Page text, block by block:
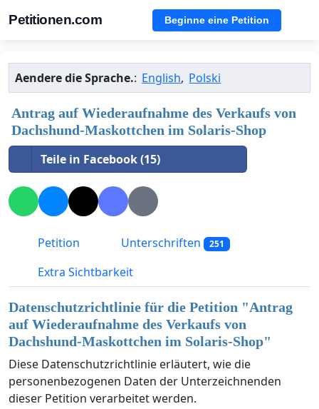
Petitionen.com Beginne eine Petition
Aendere die Sprache.: English, Polski
Antrag auf Wiederaufnahme des Verkaufs von
Dachshund-Maskottchen im Solaris-Shop
Teile in Facebook (15)
Petition Unterschriften 251
Extra Sichtbarkeit
Datenschutzrichtlinie für die Petition "Antrag
auf Wiederaufnahme des Verkaufs von
Dachshund-Maskottchen im Solaris-Shop"
Diese Datenschutzrichtlinie erläutert, wie die
personenbezogenen Daten der Unterzeichnenden
dieser Petition verarbeitet werden.